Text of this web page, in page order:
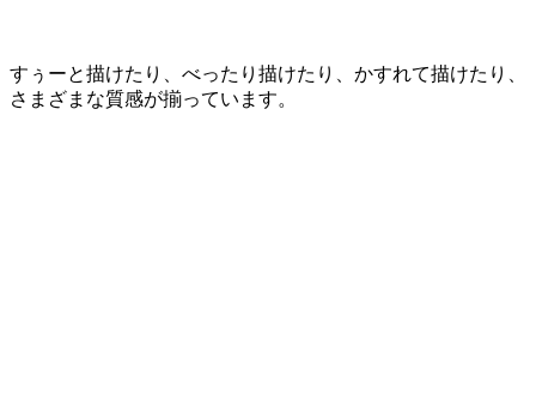
すぅーと描けたり、べったり描けたり、かすれて描けたり、
さまざまな質感が揃っています。